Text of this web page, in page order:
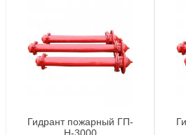
Гидрант пожарный ГП-
Н-3000